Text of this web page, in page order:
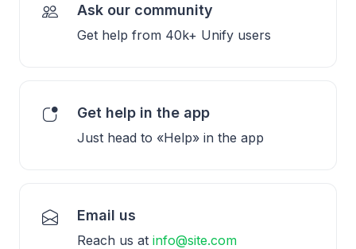
Ask our community
Get help from 40k+ Unify users
Get help in the app
Just head to «Help» in the app
Email us
Reach us at info@site.com